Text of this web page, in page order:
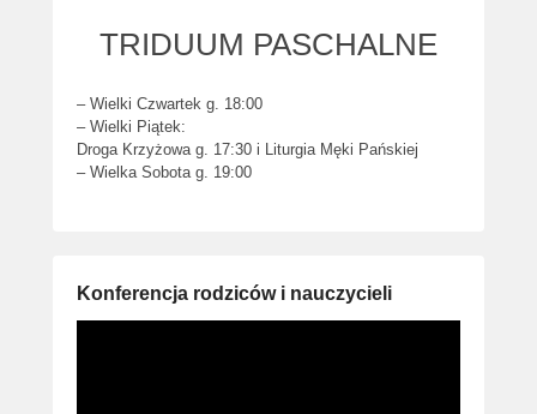
TRIDUUM PASCHALNE
– Wielki Czwartek g. 18:00
– Wielki Piątek:
Droga Krzyżowa g. 17:30 i Liturgia Męki Pańskiej
– Wielka Sobota g. 19:00
Konferencja rodziców i nauczycieli